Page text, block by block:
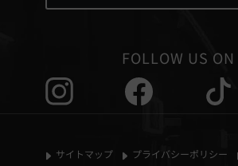
3,国の機関若しくは地方公共団体または
要がある際、ご本人さまの同意を得るこ
の遂行に支障をおよぼすおそれがある場
4,公衆衛生の向上または児童の健全な育
特に必要がある場合であって、本人の同
6,法令の適用をうける場合
FOLLOW US ON
サイトマップ プライバシーポリシー